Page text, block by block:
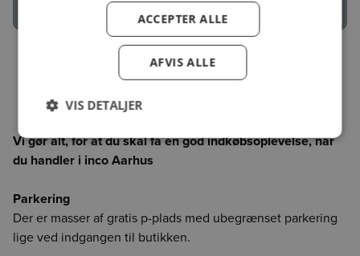
Vi glæder os til at se dig i butikken!
Vi gør alt, for at du skal få en god indkøbsoplevelse, når
du handler i inco Aarhus
Parkering
Der er masser af gratis p-plads med ubegrænset parkering
lige ved indgangen til butikken.
ACCEPTER ALLE
AFVIS ALLE
VIS DETALJER